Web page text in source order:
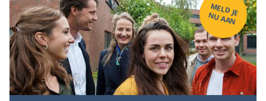
M
ELD
JE
N
U
A
A
N